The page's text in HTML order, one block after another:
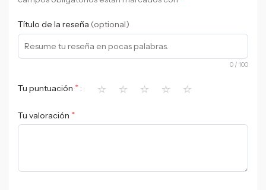
Título de la reseña (optional)
0 / 100
Tu puntuación * ⭐ ⭐ ⭐ ⭐ ⭐
Tu valoración *